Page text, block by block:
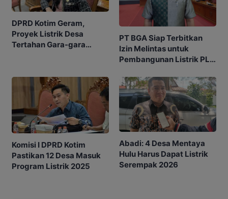
DPRD Kotim Geram,
Proyek Listrik Desa
Tertahan Gara-gara
PT BGA Siap Terbitkan
Izin Melintas untuk
Pembangunan Listrik PLN
Komisi I DPRD Kotim
Pastikan 12 Desa Masuk
Program Listrik 2025
Abadi: 4 Desa Mentaya
Hulu Harus Dapat Listrik
Serempak 2026